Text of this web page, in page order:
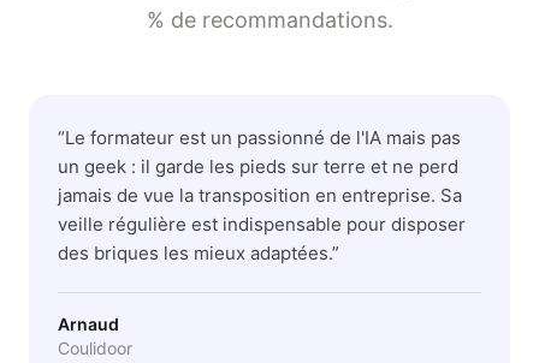
% de recommandations.
“Le formateur est un passionné de l'IA mais pas
un geek : il garde les pieds sur terre et ne perd
jamais de vue la transposition en entreprise. Sa
veille régulière est indispensable pour disposer
des briques les mieux adaptées.”
Arnaud
Coulidoor